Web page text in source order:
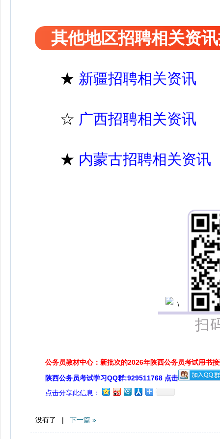
其他地区招聘相关资
★ 新疆招聘相关资讯
☆ 广西招聘相关资讯
★ 内蒙古招聘相关资讯
扫
公务员教材中心：新批次的2026年陕西公务员考试用书
陕西公务员考试学习QQ群:929511768 点击
点击分享此信息：
没有了 | 下一篇 »